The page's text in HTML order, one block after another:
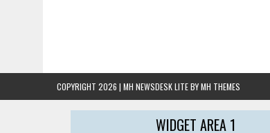
COPYRIGHT 2026 | MH NEWSDESK LITE BYMH THEMES
WIDGET AREA 1